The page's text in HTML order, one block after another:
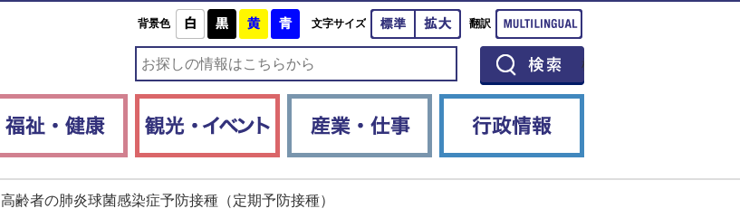
背景色 白 黒 黄 青文字サイズ 標準 拡大
翻訳
高齢者の肺炎球菌感染症予防接種（定期予防接種）